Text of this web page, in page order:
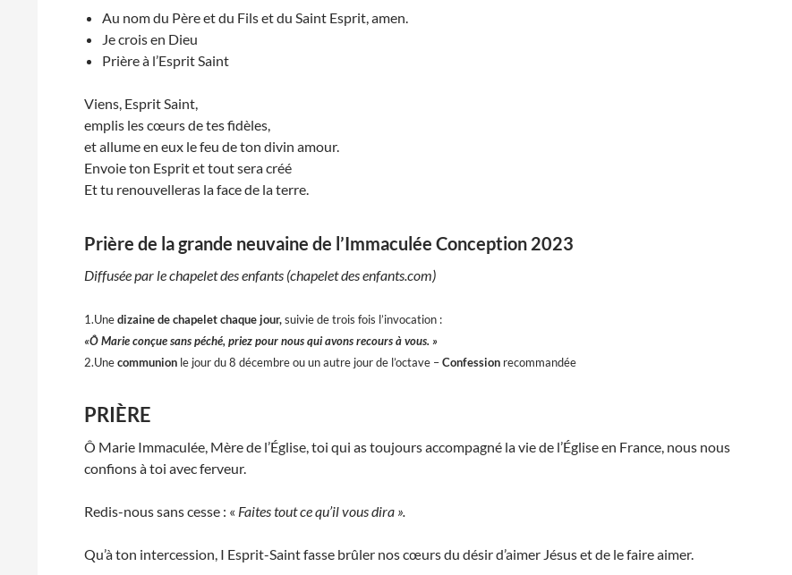
Au nom du Père et du Fils et du Saint Esprit, amen.
Je crois en Dieu
Prière à l’Esprit Saint
Viens, Esprit Saint,
emplis les cœurs de tes fidèles,
et allume en eux le feu de ton divin amour.
Envoie ton Esprit et tout sera créé
Et tu renouvelleras la face de la terre.
Prière de la grande neuvaine de l’Immaculée Conception 2023
Diffusée par le chapelet des enfants (chapelet des enfants.com)
1.Unedizaine de chapelet chaque jour,suivie de trois fois l’invocation :
«Ô Marie conçue sans péché, priez pour nous qui avons recours à vous. »
2.Unecommunion le jour du 8 décembre ou un autre jour de l’octave –Confession recommandée
PRIÈRE
Ô Marie Immaculée, Mère de l’Église, toi qui as toujours accompagné la vie de l’Église en France, nous nous
confions à toi avec ferveur.
Redis-nous sans cesse : « Faites tout ce qu’il vous dira ».
Qu’à ton intercession, I Esprit-Saint fasse brûler nos cœurs du désir d’aimer Jésus et de le faire aimer.